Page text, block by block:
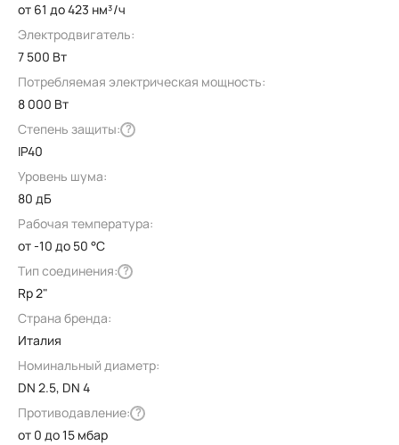
от 61 до 423 нм³/ч
Электродвигатель:
7 500 Вт
Потребляемая электрическая мощность:
8 000 Вт
Степень защиты: ?
IP40
Уровень шума:
80 дБ
Рабочая температура:
от -10 до 50 °C
Тип соединения: ?
Rp 2"
Страна бренда:
Италия
Номинальный диаметр:
DN 2.5, DN 4
Противодавление: ?
от 0 до 15 мбар